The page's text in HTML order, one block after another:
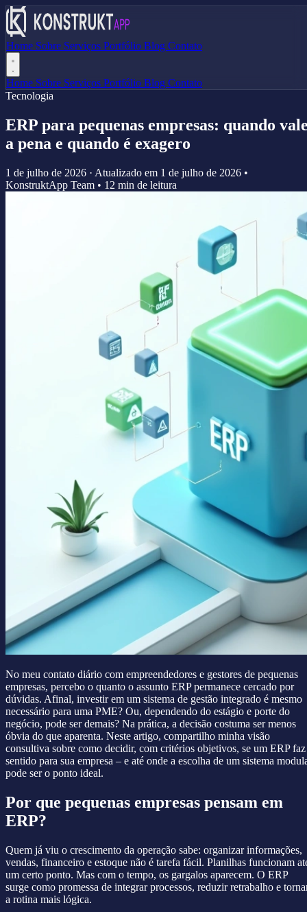
Home Sobre Serviços Portfólio Blog Contato
Home Sobre Serviços Portfólio Blog Contato
Tecnologia
ERP para pequenas empresas: quando
a pena e quando é exagero
1 de julho de 2026 · Atualizado em 1 de julho de 2026 •
KonstruktApp Team • 12 min de leitura
No meu contato diário com empreendedores e gestores de pequenas
empresas, percebo o quanto o assunto ERP permanece cercado por
dúvidas. Afinal, investir em um sistema de gestão integrado é mesmo
necessário para uma PME? Ou, dependendo do estágio e porte do
negócio, pode ser demais? Na prática, a decisão costuma ser menos
óbvia do que aparenta. Neste artigo, compartilho minha visão
consultiva sobre como decidir, com critérios objetivos, se um ERP faz
sentido para sua empresa – e até onde a escolha de um sistema
pode ser o ponto ideal.
Por que pequenas empresas pensam em
ERP?
Quem já viu o crescimento da operação sabe: organizar informações,
vendas, financeiro e estoque não é tarefa fácil. Planilhas funcionam
um certo ponto. Mas com o tempo, os gargalos aparecem. O ERP
surge como promessa de integrar processos, reduzir retrabalho e
a rotina mais lógica.